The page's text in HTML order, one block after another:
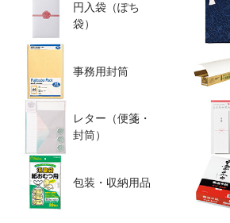
円入袋（ぽち
袋）
事務用封筒
レター（便箋・
封筒）
包装・収納用品